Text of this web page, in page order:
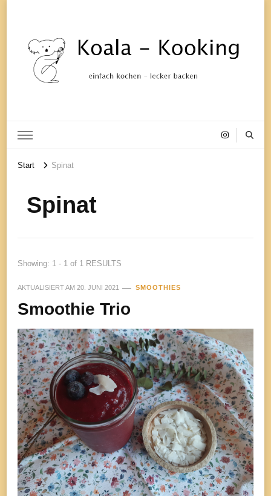
Kooking
Start Spinat
Spinat
Showing: 1 - 1 of 1 RESULTS
AKTUALISIERT AM 20. JUNI 2021 SMOOTHIES
Smoothie Trio